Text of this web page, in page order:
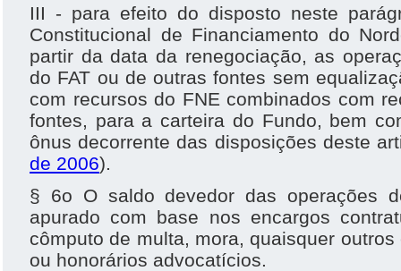
III - para efeito do disposto neste
Constitucional de Financiamento do
partir da data da renegociação, as
do FAT ou de outras fontes sem
com recursos do FNE combinados com
fontes, para a carteira do Fundo, bem
ônus decorrente das disposições deste
de 2006).
§ 6o O saldo devedor das operações
apurado com base nos encargos
cômputo de multa, mora, quaisquer
ou honorários advocatícios.